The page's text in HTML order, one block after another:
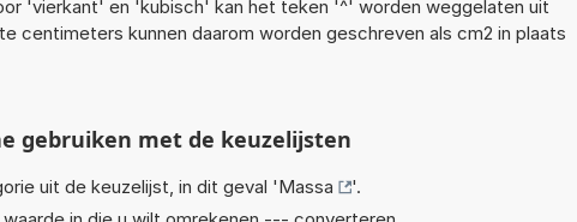
'vierkant' en 'kubisch' kan het teken '^' worden weggelaten uit
centimeters kunnen daarom worden geschreven als cm2 in plaats
gebruiken met de keuzelijsten
uit de keuzelijst, in dit geval 'Massa
'.